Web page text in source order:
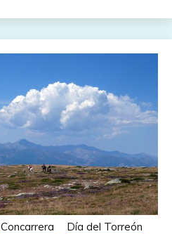
Concarrera
Día del Torreón